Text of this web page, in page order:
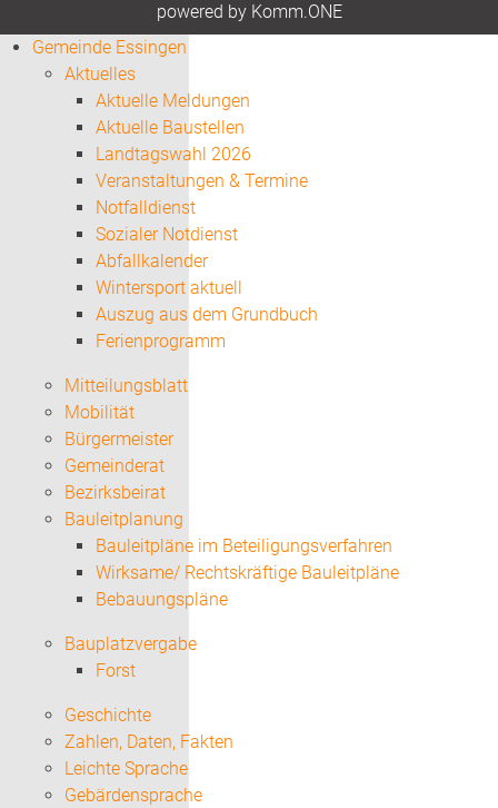
powered by Komm.ONE
Gemeinde Essingen
Aktuelles
Aktuelle Meldungen
Aktuelle Baustellen
Landtagswahl 2026
Veranstaltungen & Termine
Notfalldienst
Sozialer Notdienst
Abfallkalender
Wintersport aktuell
Auszug aus dem Grundbuch
Ferienprogramm
Mitteilungsblatt
Mobilität
Bürgermeister
Gemeinderat
Bezirksbeirat
Bauleitplanung
Bauleitpläne im Beteiligungsverfahren
Wirksame/ Rechtskräftige Bauleitpläne
Bebauungspläne
Bauplatzvergabe
Forst
Geschichte
Zahlen, Daten, Fakten
Leichte Sprache
Gebärdensprache